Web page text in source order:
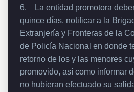
6. La entidad promotora
quince días, notificar a la
Extranjería y Fronteras de la
de Policía Nacional en donde
retorno de los y las menores
promovido, así como informar
no hubieran efectuado su